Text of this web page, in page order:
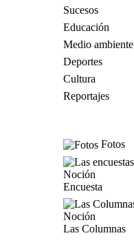
Sucesos
Educación
Medio ambiente
Deportes
Cultura
Reportajes
Fotos
Encuesta
Las Columnas